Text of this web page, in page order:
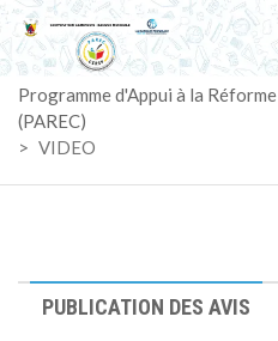
ACCUEIL
PAREC
ACTUALITÉS
ACTIVITÉS
Programme d'Appui à la
(PAREC)
> VIDEO
PUBLICATION DES AVIS